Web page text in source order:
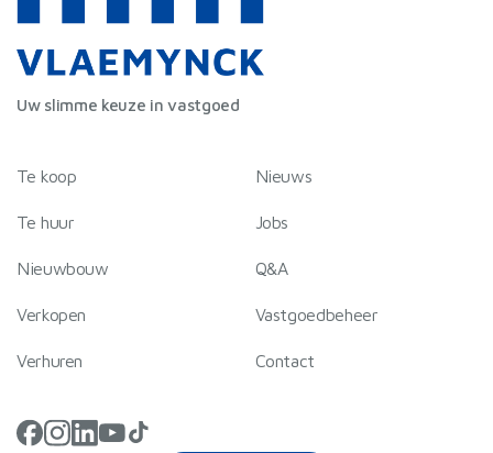
Uw slimme keuze in vastgoed
Te koop
Te huur
Nieuwbouw
Verkopen
Verhuren
Nieuws
Jobs
Q&A
Vastgoedbeheer
Contact